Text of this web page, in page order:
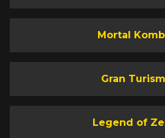
Mortal
Gran
Legend of